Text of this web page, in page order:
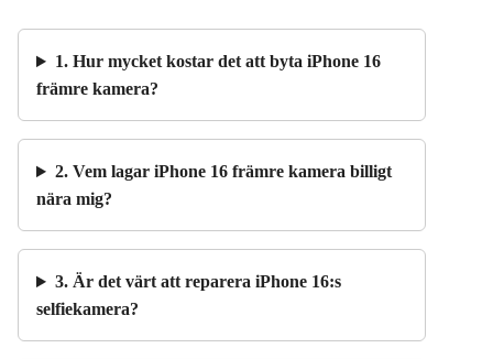
1. Hur mycket kostar det att byta iPhone 16
främre kamera?
2. Vem lagar iPhone 16 främre kamera billigt
nära mig?
3. Är det värt att reparera iPhone 16:s
selfiekamera?